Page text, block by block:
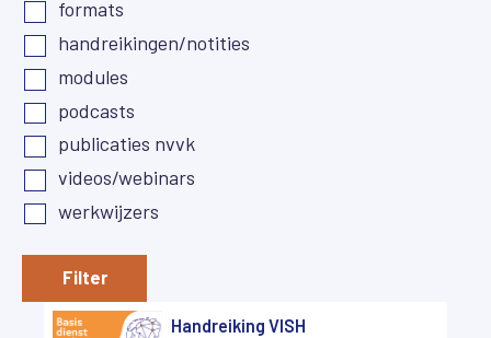
formats
handreikingen/notities
modules
podcasts
publicaties nvvk
videos/webinars
werkwijzers
Filter
Handreiking VISH